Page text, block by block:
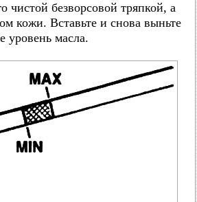
чистой безворсовой тряпкой, а
кожи. Вставьте и снова выньте
уровень масла.